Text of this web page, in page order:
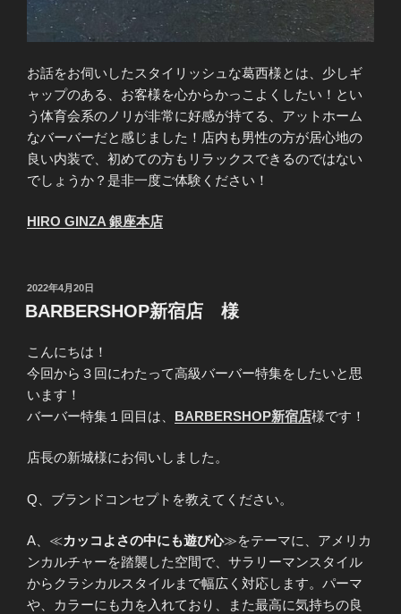
お話をお伺いしたスタイリッシュな葛西様とは、少しギ
ャップのある、お客様を心からかっこよくしたい！とい
う体育会系のノリが非常に好感が持てる、アットホーム
なバーバーだと感じました！店内も男性の方が居心地の
良い内装で、初めての方もリラックスできるのではない
でしょうか？是非一度ご体験ください！
HIRO GINZA 銀座本店
投
稿
日:
2022年4月20日
BARBERSHOP新宿店 様
こんにちは！
今回から３回にわたって高級バーバー特集をしたいと思
います！
バーバー特集１回目は、 BARBERSHOP新宿店様です！
店長の新城様にお伺いしました。
Q、ブランドコンセプトを教えてください。
A、≪カッコよさの中にも遊び心≫をテーマに、アメリカ
ンカルチャーを踏襲した空間で、サラリーマンスタイル
からクラシカルスタイルまで幅広く対応します。パーマ
や、カラーにも力を入れており、また最高に気持ちの良